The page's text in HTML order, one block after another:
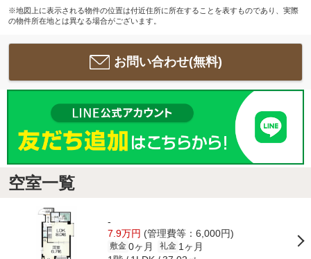
※地図上に表示される物件の位置は付近住所に所在することを表すものであり、実際
の物件所在地とは異なる場合がございます。
お問い合わせ(無料)
空室一覧
-
7.9万円 (管理費等：6,000円)
敷金 0ヶ月 礼金 1ヶ月